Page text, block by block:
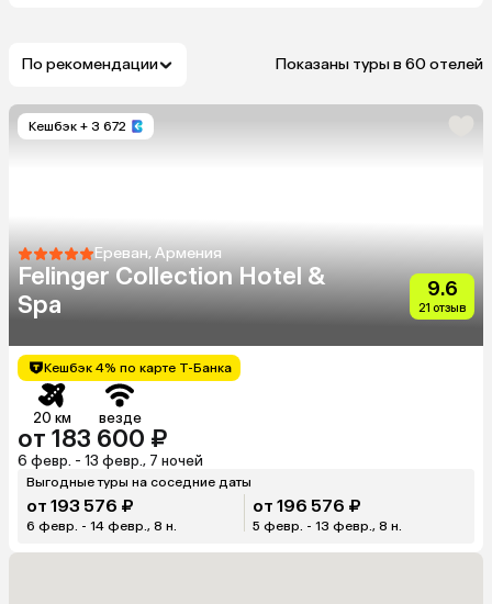
По рекомендации Показаны туры в 60 отелей
Кешбэк + 3 672
Ереван, Армения
Felinger Collection Hotel &
Spa
9.6
21 отзыв
Кешбэк 4% по карте Т-Банка
20 км везде
от 183 600 ₽
6 февр. - 13 февр., 7 ночей
Выгодные туры на соседние даты
от 193 576 ₽
6 февр. - 14 февр., 8 н.
от 196 576 ₽
5 февр. - 13 февр., 8 н.